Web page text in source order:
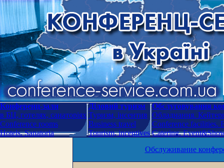
Конференц-зали
в БЦ, готелях, санаторіях
Conference rooms
Hotels. Sanatoria
Діловий туризм
Туризм, інсентив
Business travel
Tourism, incentives
Обслуговування
Обладнання.
Conference facilities.
Catering.
Обслуживание